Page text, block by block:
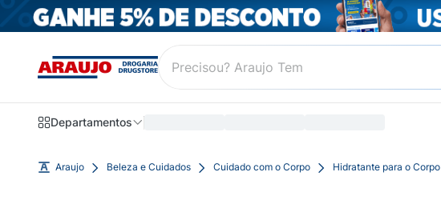
Departamentos
Araujo Beleza e Cuidados Cuidado com o Corpo Hidratante para o Corpo